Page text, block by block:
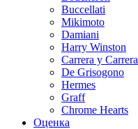
Buccellati
Mikimoto
Damiani
Harry Winston
Carrera y Carrera
De Grisogono
Hermes
Graff
Chrome Hearts
Оценка